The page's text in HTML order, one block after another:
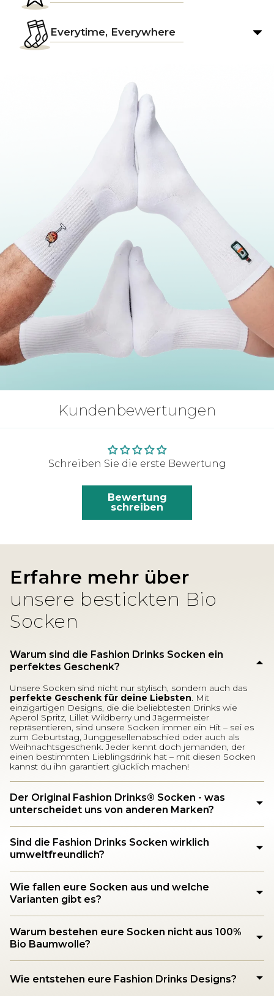
Everytime, Everywhere
Kundenbewertungen
Schreiben Sie die erste Bewertung
Bewertung
schreiben
Erfahre mehr über
unsere bestickten Bio
Socken
Warum sind die Fashion Drinks Socken ein
perfektes Geschenk?
Unsere Socken sind nicht nur stylisch, sondern auch das
perfekte Geschenk für deine Liebsten. Mit
einzigartigen Designs, die die beliebtesten Drinks wie
Aperol Spritz, Lillet Wildberry und Jägermeister
repräsentieren, sind unsere Socken immer ein Hit – sei es
zum Geburtstag, Junggesellenabschied oder auch als
Weihnachtsgeschenk. Jeder kennt doch jemanden, der
einen bestimmten Lieblingsdrink hat – mit diesen Socken
kannst du ihn garantiert glücklich machen!
Der Original Fashion Drinks®️ Socken - was
unterscheidet uns von anderen Marken?
Sind die Fashion Drinks Socken wirklich
umweltfreundlich?
Wie fallen eure Socken aus und welche
Varianten gibt es?
Warum bestehen eure Socken nicht aus 100%
Bio Baumwolle?
Wie entstehen eure Fashion Drinks Designs?